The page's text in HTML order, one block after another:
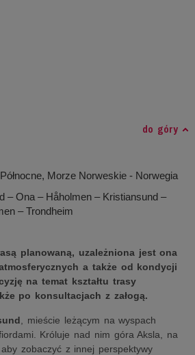
do góry
Morze Norweskie ‐ Norwegia
– Ona – Håholmen – Kristiansund –
– Trondheim
planowaną, uzależniona jest ona
a także od kondycji
na temat kształtu trasy
po konsultacjach z załogą.
, mieście leżącym na wyspach
Króluje nad nim góra Aksla, na
zobaczyć z innej perspektywy